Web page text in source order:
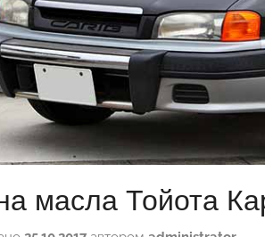
масла Тойота